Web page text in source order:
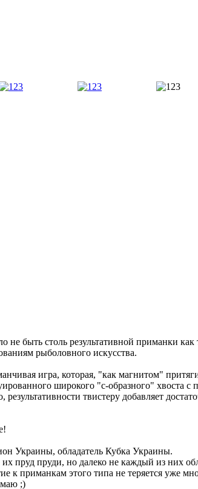
быть столь результативной приманки
рыболовного искусства.
игра, которая, "как магнитом"
широкого "с-образного"
твистеру добавляет
Украины, обладатель Кубка Украины.
пруд пруди, но далеко не каждый из них
к приманкам этого типа не теряется
;)